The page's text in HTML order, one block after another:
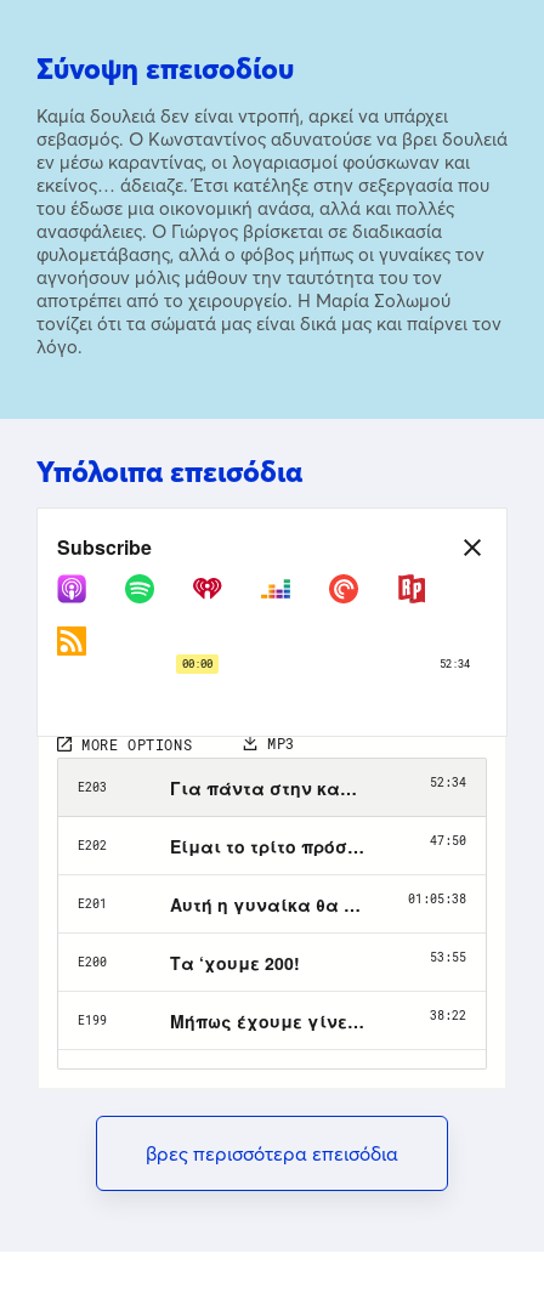
Σύνοψη επεισοδίου
Καμία δουλειά δεν είναι ντροπή, αρκεί να υπάρχει
σεβασμός. Ο Κωνσταντίνος αδυνατούσε να βρει δουλειά
εν μέσω καραντίνας, οι λογαριασμοί φούσκωναν και
εκείνος… άδειαζε. Έτσι κατέληξε στην σεξεργασία που
του έδωσε μια οικονομική ανάσα, αλλά και πολλές
ανασφάλειες. Ο Γιώργος βρίσκεται σε διαδικασία
φυλομετάβασης, αλλά ο φόβος μήπως οι γυναίκες τον
αγνοήσουν μόλις μάθουν την ταυτότητα του τον
αποτρέπει από το χειρουργείο. Η Μαρία Σολωμού
τονίζει ότι τα σώματά μας είναι δικά μας και παίρνει τον
λόγο.
Υπόλοιπα επεισόδια
βρες περισσότερα επεισόδια